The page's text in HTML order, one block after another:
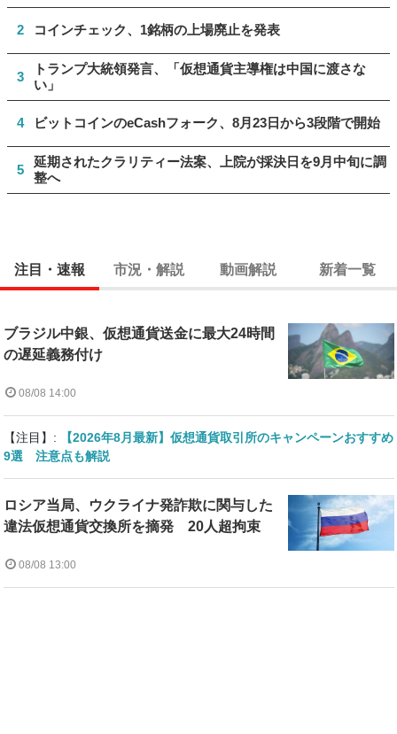
2 コインチェック、1銘柄の上場廃止を発表
3
トランプ大統領発言、「仮想通貨主導権は中国に渡さな
い」
4 ビットコインのeCashフォーク、8月23日から3段階で開始
5
延期されたクラリティー法案、上院が採決日を9月中旬に調
整へ
注目・速報 市況・解説 動画解説 新着一覧
ブラジル中銀、仮想通貨送金に最大24時間
の遅延義務付け
08/08 14:00
【注目】:
【2026年8月最新】仮想通貨取引所のキャンペーンおすすめ
9選 注意点も解説
ロシア当局、ウクライナ発詐欺に関与した
違法仮想通貨交換所を摘発 20人超拘束
08/08 13:00